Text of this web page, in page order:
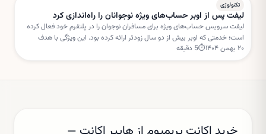
تکنولوژی
لیفت پس از اوبر حساب‌های ویژه نوجوانان را راه‌اندازی کرد
لیفت سرویس حساب‌های ویژه برای مسافران نوجوان را در پلتفرم خود فعال کرده
است؛ خدمتی که اوبر بیش از دو سال زودتر ارائه کرده بود. این ویژگی با هدف
افزایش امنیت و نظارت والدین طراحی شده است.
۲۰ بهمن ۱۴۰۴ ⏱
5 دقیقه